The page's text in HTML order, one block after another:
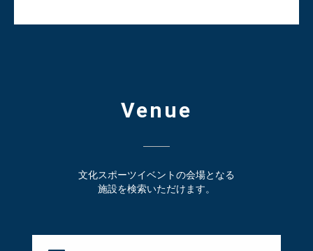
Venue
文化スポーツイベントの会場となる
施設を検索いただけます。